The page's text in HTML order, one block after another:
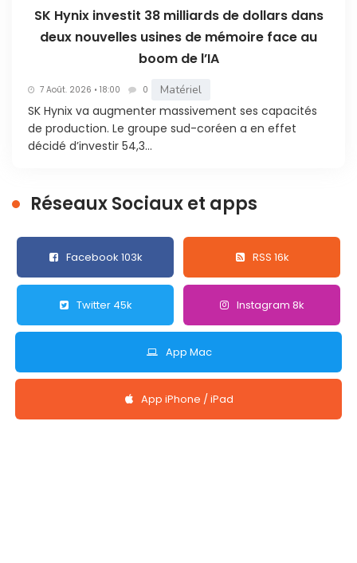
SK Hynix investit 38 milliards de dollars dans
deux nouvelles usines de mémoire face au
boom de l’IA
7 Août. 2026 • 18:00 0 Matériel
SK Hynix va augmenter massivement ses capacités
de production. Le groupe sud-coréen a en effet
décidé d’investir 54,3...
Réseaux Sociaux et apps
Facebook 103k RSS 16k
Twitter 45k Instagram 8k
App Mac
App iPhone / iPad